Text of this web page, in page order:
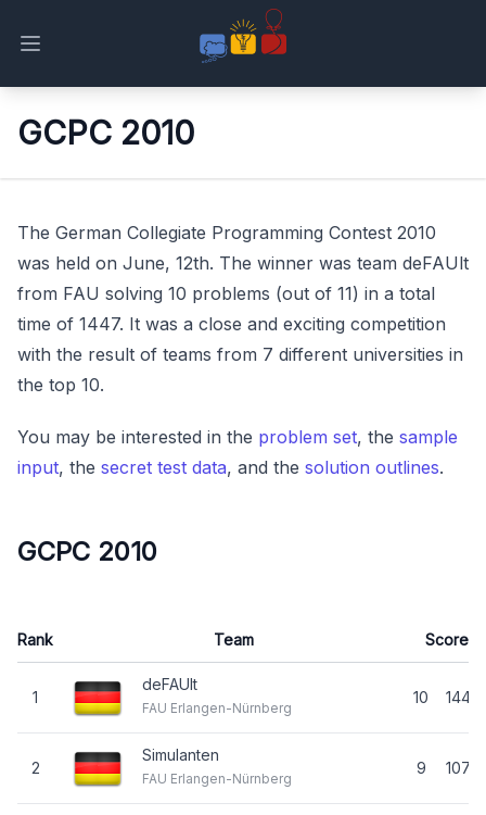
Open main menu
GCPC 2010
The German Collegiate Programming Contest 2010
was held on June, 12th. The winner was team deFAUlt
from FAU solving 10 problems (out of 11) in a total
time of 1447. It was a close and exciting competition
with the result of teams from 7 different universities in
the top 10.
You may be interested in the problem set, the sample
input, the secret test data, and the solution outlines.
GCPC 2010
Rank Team Score
1
deFAUlt
FAU Erlangen-Nürnberg
10 1447
2
Simulanten
FAU Erlangen-Nürnberg
9 1079